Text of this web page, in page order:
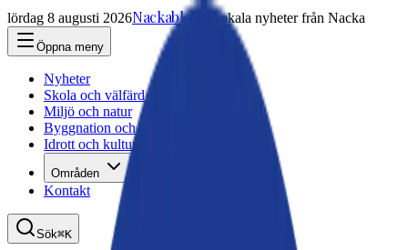
lördag 8 augusti 2026Nackabladet Lokala nyheter från Nacka
Öppna meny
Nyheter
Skola och välfärd
Miljö och natur
Byggnation och trafik
Idrott och kultur
Områden
Kontakt
Sök⌘K